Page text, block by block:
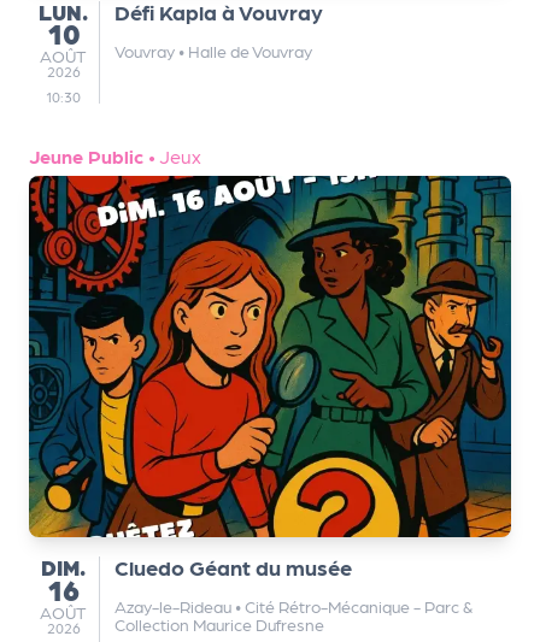
LUNDI
LUN.
10
AOÛT
AOÛT
2026
10:30
Défi Kapla à Vouvray
Vouvray • Halle de Vouvray
Jeune Public • Jeux
DIMANCHE
DIM.
16
AOÛT
AOÛT
2026
Cluedo Géant du musée
Azay-le-Rideau •Cité Rétro-Mécanique - Parc &
Collection Maurice Dufresne